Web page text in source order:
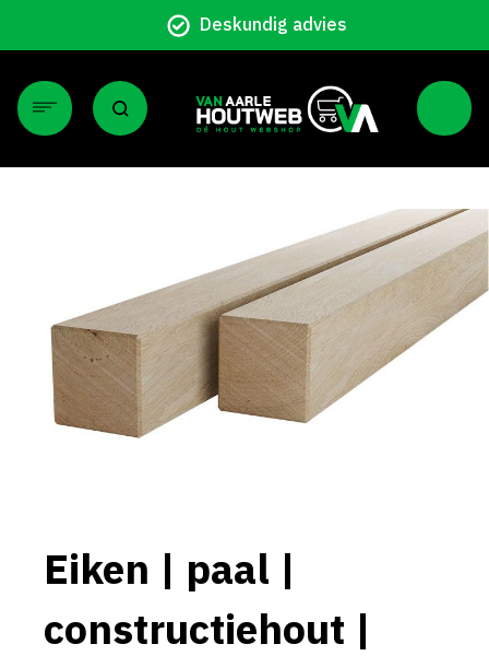
Particulier en zakelijk
Eiken | paal |
constructiehout |